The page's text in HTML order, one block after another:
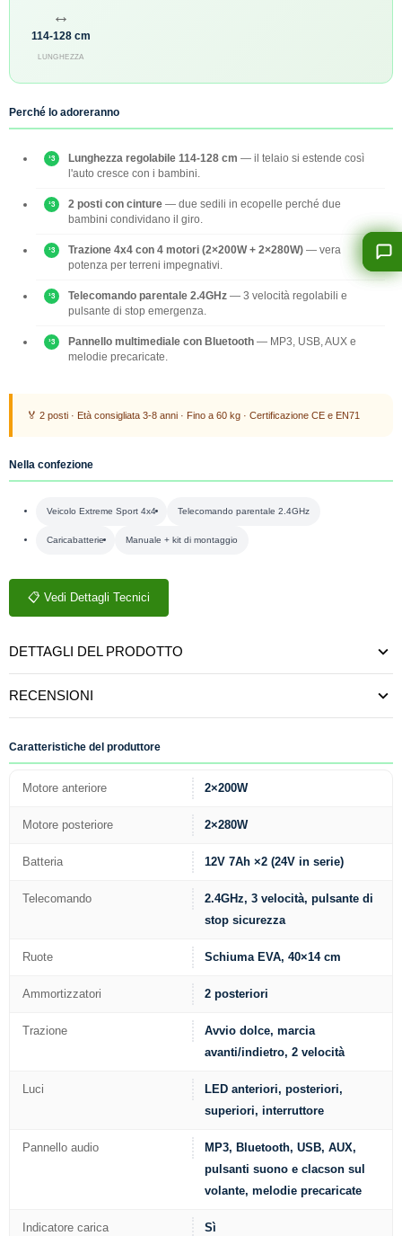
↔
114-128 cm
LUNGHEZZA
Perché lo adoreranno
Lunghezza regolabile 114-128 cm — il telaio si estende così
l'auto cresce con i bambini.
2 posti con cinture — due sedili in ecopelle perché due
bambini condividano il giro.
Trazione 4x4 con 4 motori (2×200W + 2×280W) — vera
potenza per terreni impegnativi.
Telecomando parentale 2.4GHz — 3 velocità regolabili e
pulsante di stop emergenza.
Pannello multimediale con Bluetooth — MP3, USB, AUX e
melodie precaricate.
🏅 2 posti · Età consigliata 3-8 anni · Fino a 60 kg · Certificazione CE e EN71
Nella confezione
Veicolo Extreme Sport 4x4 Telecomando parentale 2.4GHz
Caricabatterie Manuale + kit di montaggio
📋 Vedi Dettagli Tecnici
DETTAGLI DEL PRODOTTO
RECENSIONI
Caratteristiche del produttore
Motore anteriore 2×200W
Motore posteriore 2×280W
Batteria 12V 7Ah ×2 (24V in serie)
Telecomando
2.4GHz, 3 velocità, pulsante di
stop sicurezza
Ruote Schiuma EVA, 40×14 cm
Ammortizzatori 2 posteriori
Trazione
Avvio dolce, marcia
avanti/indietro, 2 velocità
Luci
LED anteriori, posteriori,
superiori, interruttore
Pannello audio
MP3, Bluetooth, USB, AUX,
pulsanti suono e clacson sul
volante, melodie precaricate
Indicatore carica Sì